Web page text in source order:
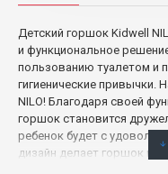
Детский горшок Kidwell
и функциональное
пользованию туалетом и
гигиенические привычки.
NILO! Благодаря своей
горшок становится
ребенок будет с
дизайн делает горшок